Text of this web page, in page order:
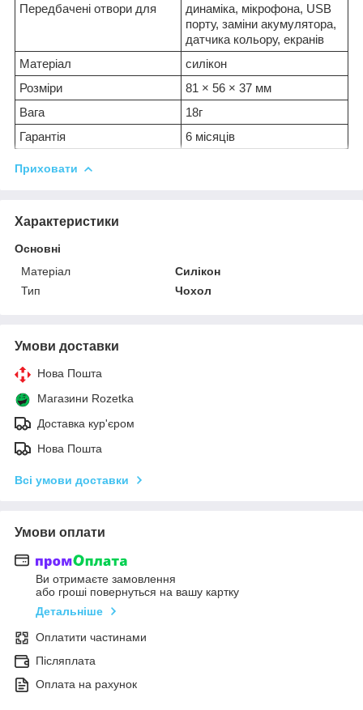
Передбачені отвори для
динаміка, мікрофона, USB
порту, заміни акумулятора,
датчика кольору, екранів
Матеріал
силікон
Розміри
81 × 56 × 37 мм
Вага
18г
Гарантія
6 місяців
Приховати
Характеристики
Основні
Матеріал
Силікон
Тип
Чохол
Умови доставки
Нова Пошта
Магазини Rozetka
Доставка кур'єром
Нова Пошта
Всі умови доставки
Умови оплати
Ви отримаєте замовлення
або гроші повернуться на вашу картку
Детальніше
Оплатити частинами
Післяплата
Оплата на рахунок